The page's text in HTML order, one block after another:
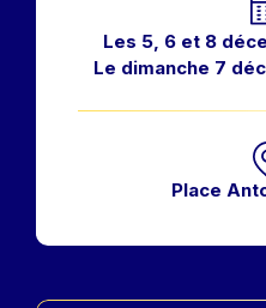
Les 5, 6 et 8
Le dimanche 7
Place